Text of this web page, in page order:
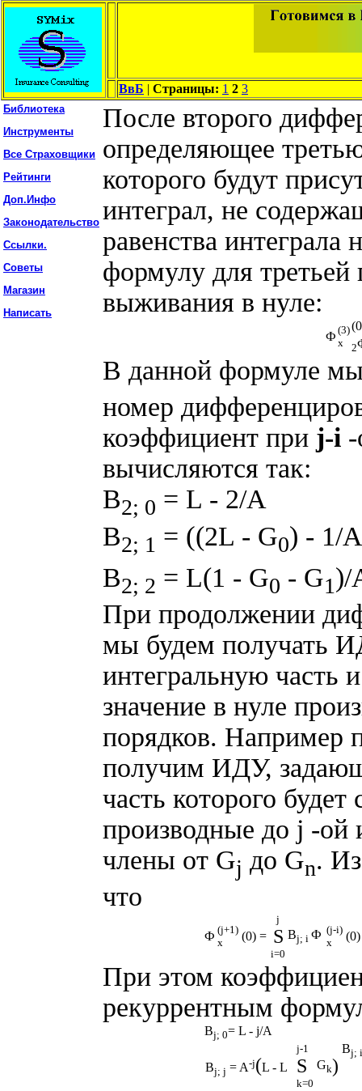
ВвБ | Страницы: 1 2 3
Библиотека
Инструменты
Все Страховщики
Рейтинги
Доп.Инфо
Законодательство
Ссылки.
Советы
Магазин
Написать
После второго
определяющее
которого будут
интеграл, не
равенства
формулу для третьей
выживания в нуле:
Ф (3)
x
2
В данной формуле
номер
коэффициент при j-i
вычисляются так:
B2; 0 = L - 2/A
B2; 1 = ((2L - G0) - 1/A
B2; 2 = L(1 - G0 - G1)/
При продолжении
мы будем получать
интегральную часть
значение в нуле
порядков. Например
получим ИДУ,
часть которого
производные до j -ой
члены от Gj до Gn.
что
Ф (j+1)
x
(0) =
j
S
i=0
Bj; i Ф (j-i)
x
(0)
При этом
рекуррентным
Bj; 0= L - j/A
Bj; i
Bj; j = A-j(L - L
j-1
S
k=0
Gk)